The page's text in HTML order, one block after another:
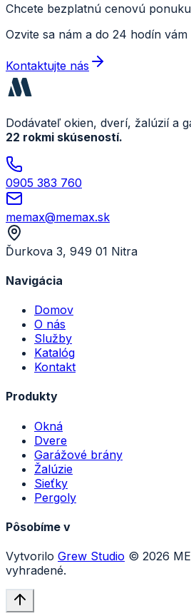
Chcete bezplatnú cenovú
Ozvite sa nám a do 24 hodín vám
Kontaktujte nás
Dodávateľ okien, dverí, žalúzií a
22 rokmi skúseností.
0905 383 760
memax@memax.sk
Ďurkova 3, 949 01 Nitra
Navigácia
Domov
O nás
Služby
Katalóg
Kontakt
Produkty
Okná
Dvere
Garážové brány
Žalúzie
Sieťky
Pergoly
Pôsobíme v
Vytvorilo Grew Studio © 2026
vyhradené.